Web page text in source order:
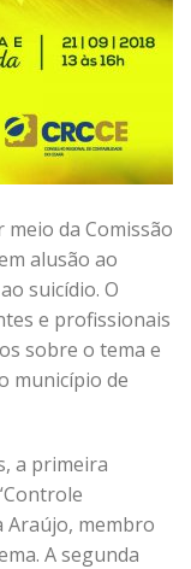
meio da Comissão
alusão ao
suicídio. O
e profissionais
sobre o tema e
município de
a primeira
Araújo, membro
A segunda